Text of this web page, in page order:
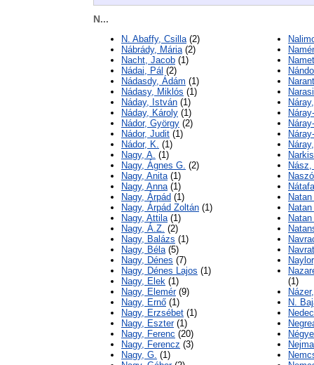
N...
N. Abaffy, Csilla(2)
Nábrády, Mária(2)
Nacht, Jacob (1)
Nádai, Pál (2)
Nádasdy, Ádám (1)
Nádasy, Miklós (1)
Náday, István (1)
Náday, Károly (1)
Nádor, György (2)
Nádor, Judit (1)
Nádor, K. (1)
Nagy, A. (1)
Nagy, Ágnes G. (2)
Nagy, Anita(1)
Nagy, Anna(1)
Nagy, Árpád (1)
Nagy, Árpád Zoltán (1)
Nagy, Attila(1)
Nagy, Á.Z. (2)
Nagy, Balázs (1)
Nagy, Béla(5)
Nagy, Dénes (7)
Nagy, Dénes Lajos (1)
Nagy, Elek (1)
Nagy, Elemér(9)
Nagy, Ernő (1)
Nagy, Erzsébet (1)
Nagy, Eszter(1)
Nagy, Ferenc (20)
Nagy, Ferencz (3)
Nagy, G. (1)
(1)
N.